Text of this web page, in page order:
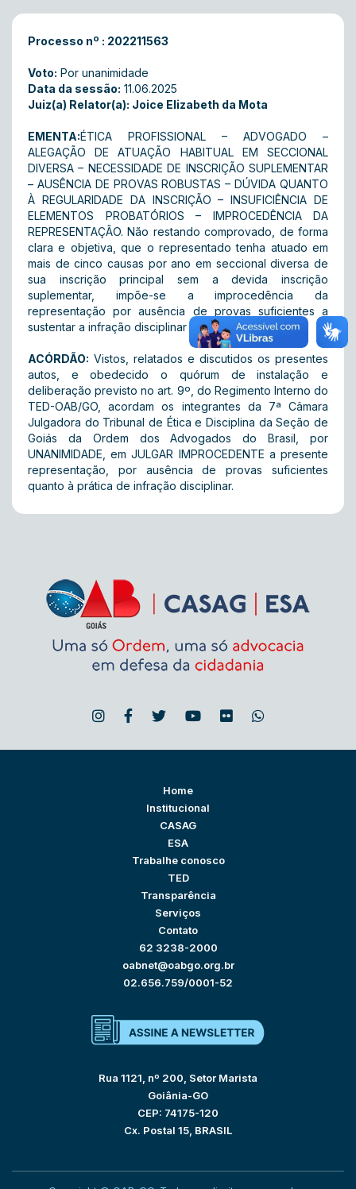
Processo nº : 202211563
Voto: Por unanimidade
Data da sessão: 11.06.2025
Juiz(a) Relator(a): Joice Elizabeth da Mota
EMENTA:ÉTICA PROFISSIONAL – ADVOGADO –
ALEGAÇÃO DE ATUAÇÃO HABITUAL EM SECCIONAL
DIVERSA – NECESSIDADE DE INSCRIÇÃO SUPLEMENTAR
– AUSÊNCIA DE PROVAS ROBUSTAS – DÚVIDA QUANTO
À REGULARIDADE DA INSCRIÇÃO – INSUFICIÊNCIA DE
ELEMENTOS PROBATÓRIOS – IMPROCEDÊNCIA DA
REPRESENTAÇÃO. Não restando comprovado, de forma
clara e objetiva, que o representado tenha atuado em
mais de cinco causas por ano em seccional diversa de
sua inscrição principal sem a devida inscrição
suplementar, impõe-se a improcedência da
representação por ausência de provas suficientes a
sustentar a infração disciplinar imputada.
ACÓRDÃO: Vistos, relatados e discutidos os presentes
autos, e obedecido o quórum de instalação e
deliberação previsto no art. 9º, do Regimento Interno do
TED-OAB/GO, acordam os integrantes da 7ª Câmara
Julgadora do Tribunal de Ética e Disciplina da Seção de
Goiás da Ordem dos Advogados do Brasil, por
UNANIMIDADE, em JULGAR IMPROCEDENTE a presente
representação, por ausência de provas suficientes
quanto à prática de infração disciplinar.
Home
Institucional
CASAG
ESA
Trabalhe conosco
TED
Transparência
Serviços
Contato
62 3238-2000
oabnet@oabgo.org.br
02.656.759/0001-52
Rua 1121, nº 200, Setor Marista
Goiânia-GO
CEP: 74175-120
Cx. Postal 15, BRASIL